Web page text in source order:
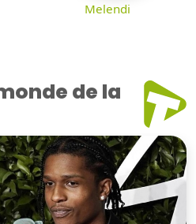
Melendi
de la